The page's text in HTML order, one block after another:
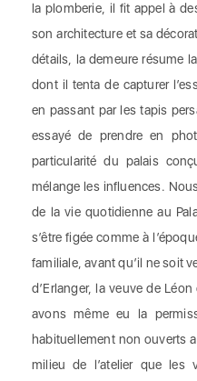
la plomberie, il fit appel à
son architecture et sa
détails, la demeure résume
dont il tenta de capturer
en passant par les tapis
essayé de prendre en
particularité du palais
mélange les influences.
de la vie quotidienne au
s’être figée comme à
familiale, avant qu’il ne soit
d’Erlanger, la veuve de
avons même eu la
habituellement non ouverts
milieu de l’atelier que les